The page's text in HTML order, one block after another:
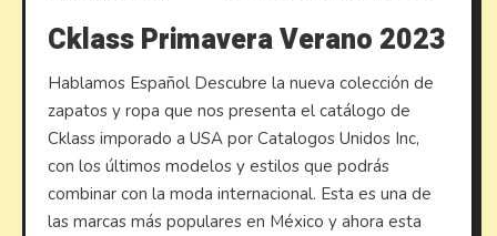
Cklass Primavera Verano 2023
Hablamos Español Descubre la nueva colección de
zapatos y ropa que nos presenta el catálogo de
Cklass imporado a USA por Catalogos Unidos Inc,
con los últimos modelos y estilos que podrás
combinar con la moda internacional. Esta es una de
las marcas más populares en México y ahora esta